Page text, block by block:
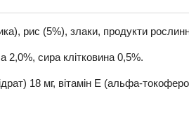
рис (5%), злаки, продукти
2,0%, сира клітковина 0,5%.
18 мг, вітамін Е (альфа-